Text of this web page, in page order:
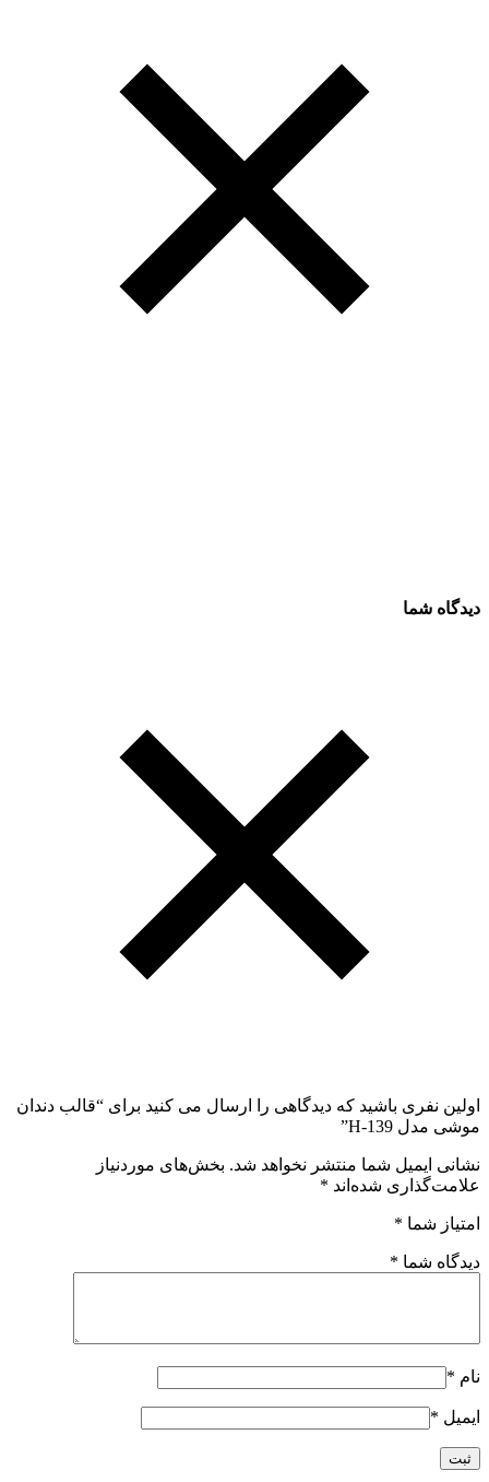
دیدگاه شما
اولین نفری باشید که دیدگاهی را ارسال می کنید برای “قالب دندان
موشی مدل H-139”
نشانی ایمیل شما منتشر نخواهد شد. بخش‌های موردنیاز
علامت‌گذاری شده‌اند *
امتیاز شما *
دیدگاه شما *
نام *
ایمیل *